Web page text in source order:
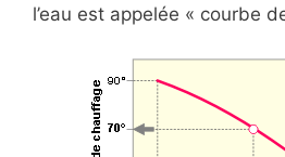
l’eau est appelée « courbe